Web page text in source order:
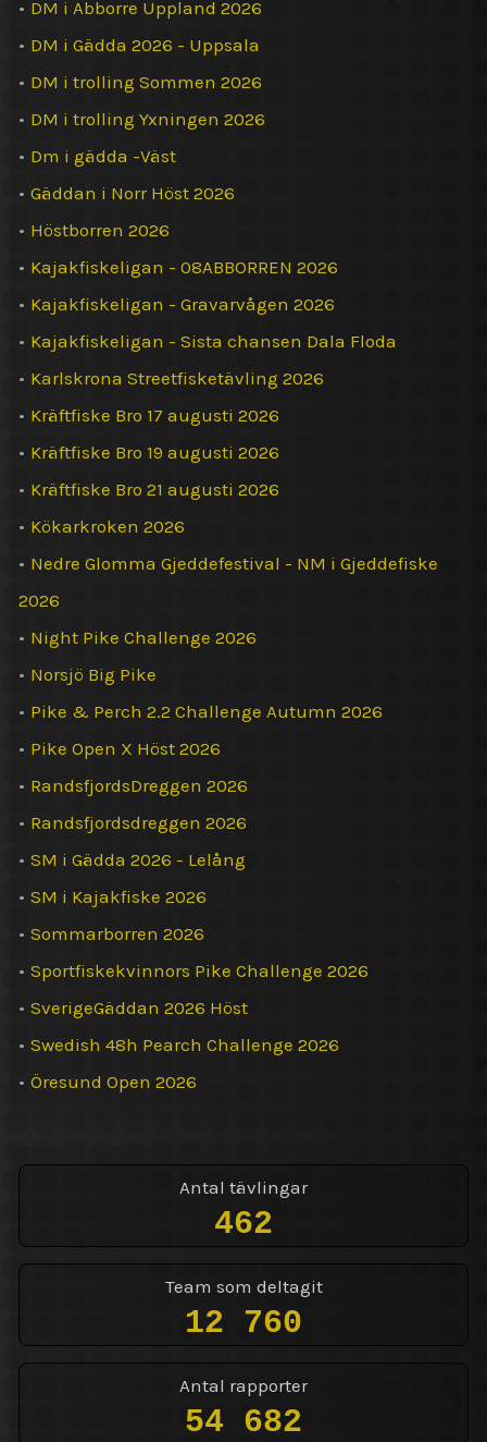
• DM i Abborre Uppland 2026
• DM i Gädda 2026 - Uppsala
• DM i trolling Sommen 2026
• DM i trolling Yxningen 2026
• Dm i gädda -Väst
• Gäddan i Norr Höst 2026
• Höstborren 2026
• Kajakfiskeligan - 08ABBORREN 2026
• Kajakfiskeligan - Gravarvågen 2026
• Kajakfiskeligan - Sista chansen Dala Floda
• Karlskrona Streetfisketävling 2026
• Kräftfiske Bro 17 augusti 2026
• Kräftfiske Bro 19 augusti 2026
• Kräftfiske Bro 21 augusti 2026
• Kökarkroken 2026
• Nedre Glomma Gjeddefestival - NM i Gjeddefiske
2026
• Night Pike Challenge 2026
• Norsjö Big Pike
• Pike & Perch 2.2 Challenge Autumn 2026
• Pike Open X Höst 2026
• RandsfjordsDreggen 2026
• Randsfjordsdreggen 2026
• SM i Gädda 2026 - Lelång
• SM i Kajakfiske 2026
• Sommarborren 2026
• Sportfiskekvinnors Pike Challenge 2026
• SverigeGäddan 2026 Höst
• Swedish 48h Pearch Challenge 2026
• Öresund Open 2026
Antal tävlingar
462
Team som deltagit
12 760
Antal rapporter
54 682